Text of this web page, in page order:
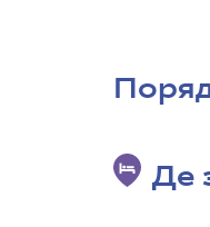
Де